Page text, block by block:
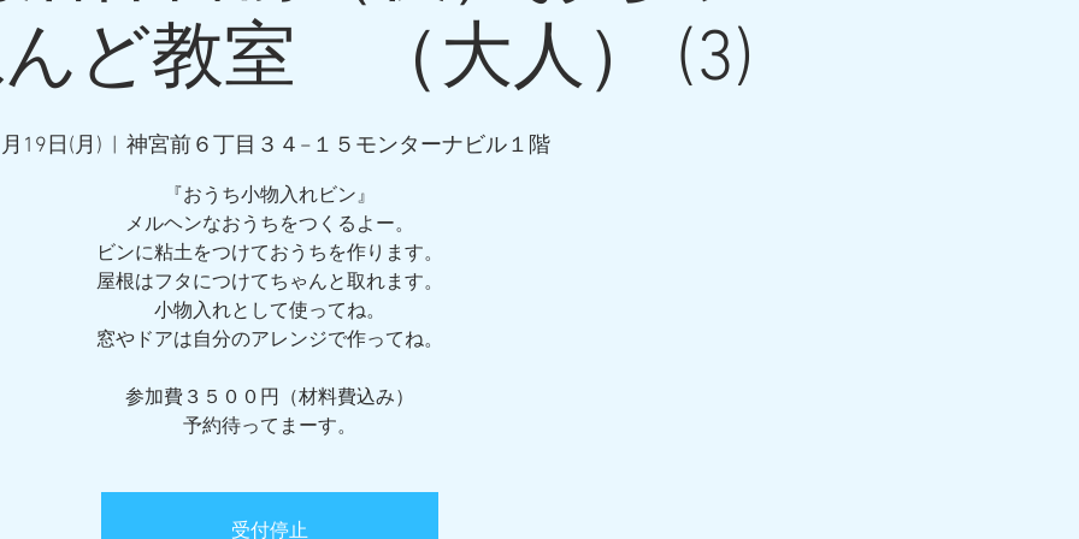
ど教室 （大人） (3)
19日(月) 神宮前６丁目３４−１５モンターナビル１階
『おうち小物入れビン』
メルヘンなおうちをつくるよー。
ビンに粘土をつけておうちを作ります。
屋根はフタにつけてちゃんと取れます。
小物入れとして使ってね。
窓やドアは自分のアレンジで作ってね。
参加費３５００円（材料費込み）
予約待ってまーす。
受付停止